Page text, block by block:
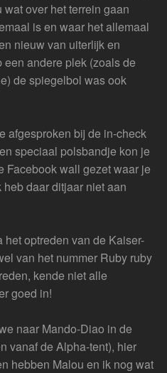
over het terrein gaan
is en waar het allemaal
nieuw van uiterlijk en
andere plek (zoals de
de spiegelbol was ook
afgesproken bij de in-check
speciaal polsbandje kon je
Facebook wall gezet waar je
daar ditjaar niet aan
optreden van de Kaiser-
van het nummer Ruby ruby
kende niet alle
goed in!
naar Mando-Diao in de
vanaf de Alpha-tent), hier
hebben Malou en ik nog wat